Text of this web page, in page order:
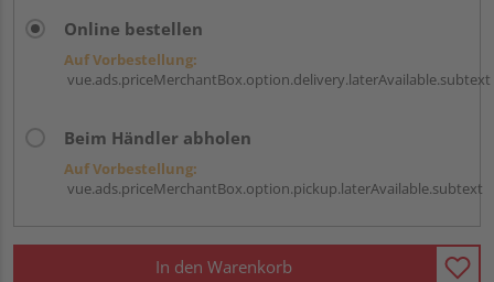
Online bestellen
Auf Vorbestellung:
vue.ads.priceMerchantBox.option.delivery.laterAvailable.subtext
Beim Händler abholen
Auf Vorbestellung:
vue.ads.priceMerchantBox.option.pickup.laterAvailable.subtext
In den Warenkorb